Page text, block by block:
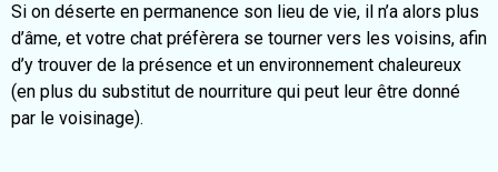
Si on déserte en permanence son lieu de vie, il n’a alors plus
d’âme, et votre chat préfèrera se tourner vers les voisins, afin
d’y trouver de la présence et un environnement chaleureux
(en plus du substitut de nourriture qui peut leur être donné
par le voisinage).